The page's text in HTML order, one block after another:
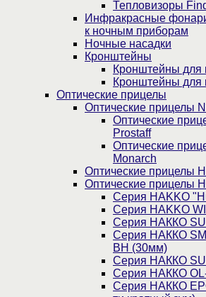
Тепловизоры
Инфракрасные
к ночным приборам
Ночные насадки
Кронштейны
Кронштейны для
Кронштейны для
Оптические прицелы
Оптические прицелы
Оптические
Prostaff
Оптические
Monarch
Оптические прицелы
Оптические прицелы
Cерия HAKKO
Серия НAKKO
Серия НАККО
Серия НАККО
BH (30мм)
Серия НАККО
Серия НАККО
Серия НАККО